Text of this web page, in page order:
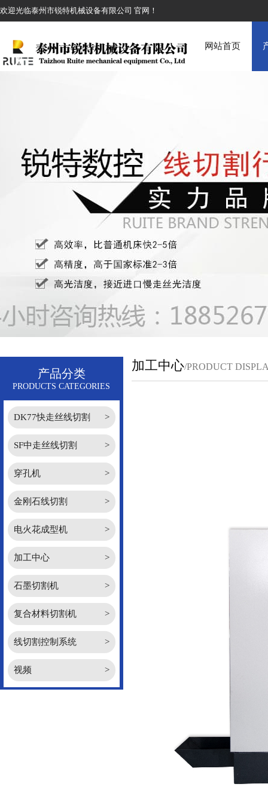
欢迎光临泰州市锐特机械设备有限公司 官网！
网站首页
产品分类
PRODUCTS CATEGORIES
DK77快走丝线切割 >
SF中走丝线切割 >
穿孔机 >
金刚石线切割 >
电火花成型机 >
加工中心 >
石墨切割机 >
复合材料切割机 >
线切割控制系统 >
视频 >
加工中心/PRODUCT